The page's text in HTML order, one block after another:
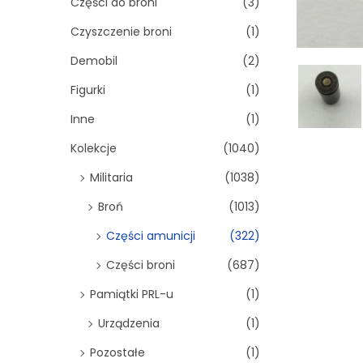
Czyszczenie broni
(1)
Demobil
(2)
Figurki
(1)
Inne
(1)
Kolekcje
(1040)
Militaria
(1038)
Broń
(1013)
Części amunicji
(322)
Części broni
(687)
Pamiątki PRL-u
(1)
Urządzenia
(1)
Pozostałe
(1)